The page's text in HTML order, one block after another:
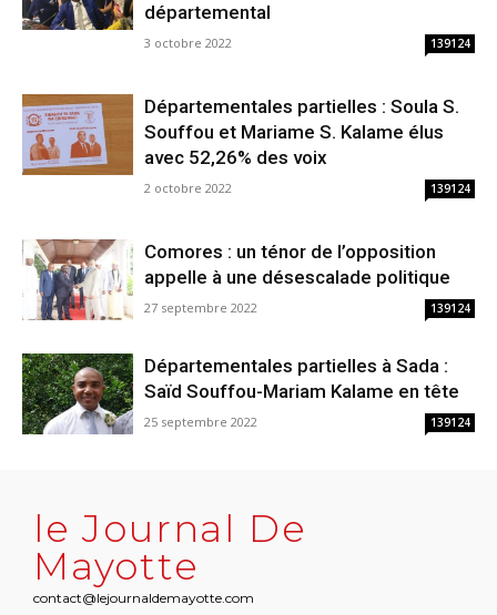
départemental
3 octobre 2022 139124
Départementales partielles : Soula S.
Souffou et Mariame S. Kalame élus
avec 52,26% des voix
2 octobre 2022 139124
Comores : un ténor de l’opposition
appelle à une désescalade politique
27 septembre 2022 139124
Départementales partielles à Sada :
Saïd Souffou-Mariam Kalame en tête
25 septembre 2022 139124
le Journal De
Mayotte
contact@lejournaldemayotte.com